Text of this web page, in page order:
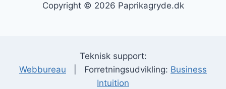
Copyright © 2026 Paprikagryde.dk
Teknisk support:
Webbureau | Forretningsudvikling: Business
Intuition